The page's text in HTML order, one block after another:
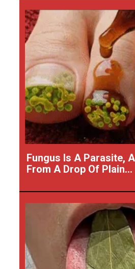
Fungus Is A Parasite,
From A Drop Of Plain...